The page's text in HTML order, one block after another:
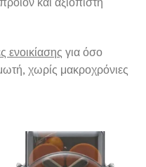
ενοικίασης για όσο
χωρίς μακροχρόνιες